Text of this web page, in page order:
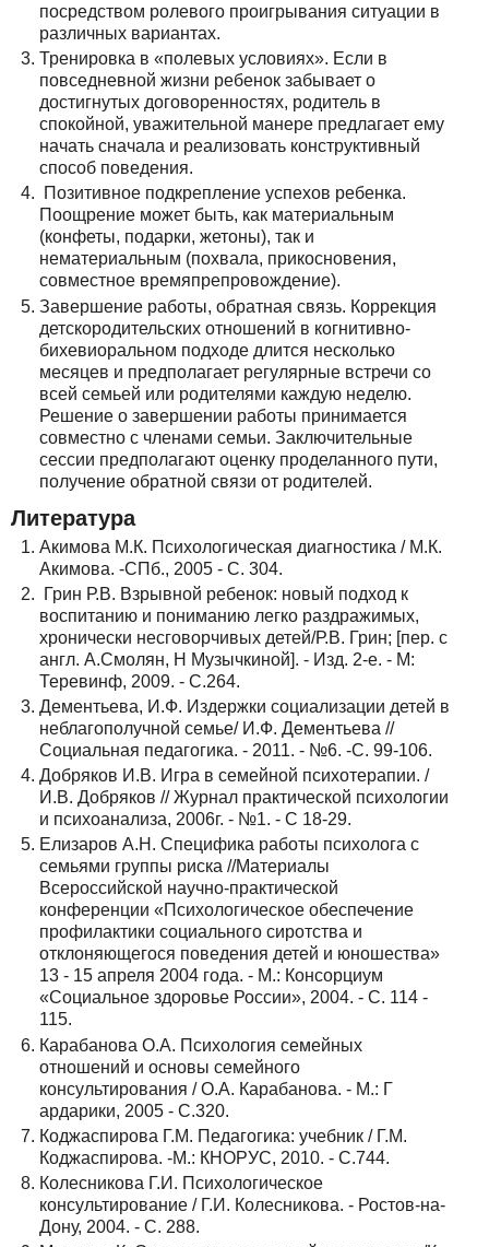
посредством ролевого проигрывания ситуации в
различных вариантах.
Тренировка в «полевых условиях». Если в
повседневной жизни ребенок забывает о
достигнутых договоренностях, родитель в
спокойной, уважительной манере предлагает ему
начать сначала и реализовать конструктивный
способ поведения.
Позитивное подкрепление успехов ребенка.
Поощрение может быть, как материальным
(конфеты, подарки, жетоны), так и
нематериальным (похвала, прикосновения,
совместное времяпрепровождение).
Завершение работы, обратная связь. Коррекция
детскородительских отношений в когнитивно-
бихевиоральном подходе длится несколько
месяцев и предполагает регулярные встречи со
всей семьей или родителями каждую неделю.
Решение о завершении работы принимается
совместно с членами семьи. Заключительные
сессии предполагают оценку проделанного пути,
получение обратной связи от родителей.
Литература
Акимова М.К. Психологическая диагностика / М.К.
Акимова. -СПб., 2005 - С. 304.
Грин Р.В. Взрывной ребенок: новый подход к
воспитанию и пониманию легко раздражимых,
хронически несговорчивых детей/Р.В. Грин; [пер. с
англ. А.Смолян, Н Музычкиной]. - Изд. 2-е. - М:
Теревинф, 2009. - С.264.
Дементьева, И.Ф. Издержки социализации детей в
неблагополучной семье/ И.Ф. Дементьева //
Социальная педагогика. - 2011. - №6. -С. 99-106.
Добряков И.В. Игра в семейной психотерапии. /
И.В. Добряков // Журнал практической психологии
и психоанализа, 2006г. - №1. - С 18-29.
Елизаров А.Н. Специфика работы психолога с
семьями группы риска //Материалы
Всероссийской научно-практической
конференции «Психологическое обеспечение
профилактики социального сиротства и
отклоняющегося поведения детей и юношества»
13 - 15 апреля 2004 года. - М.: Консорциум
«Социальное здоровье России», 2004. - С. 114 -
115.
Карабанова О.А. Психология семейных
отношений и основы семейного
консультирования / О.А. Карабанова. - М.: Г
ардарики, 2005 - С.320.
Коджаспирова Г.М. Педагогика: учебник / Г.М.
Коджаспирова. -М.: КНОРУС, 2010. - С.744.
Колесникова Г.И. Психологическое
консультирование / Г.И. Колесникова. - Ростов-на-
Дону, 2004. - С. 288.